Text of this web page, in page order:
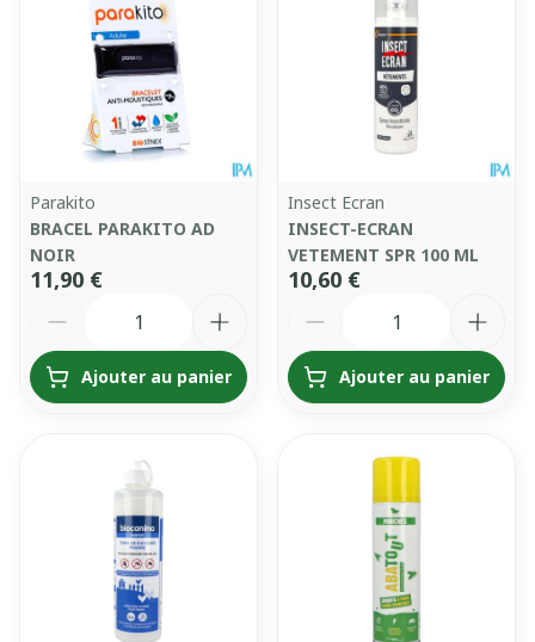
Parakito
BRACEL PARAKITO AD
NOIR
11,90 €
Ajouter au panier
Insect Ecran
INSECT-ECRAN
VETEMENT SPR 100 ML
10,60 €
Ajouter au panier